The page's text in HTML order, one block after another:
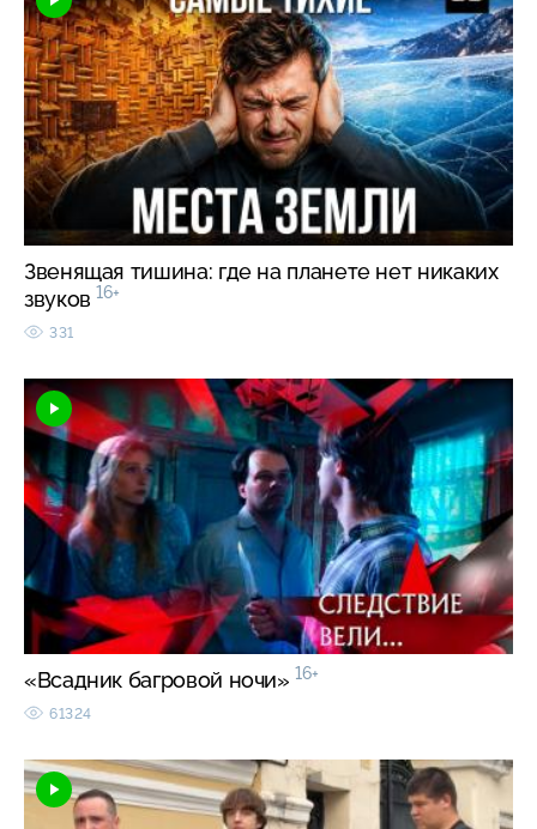
Звенящая тишина: где на планете нет никаких
звуков 16+
331
«Всадник багровой ночи» 16+
61324